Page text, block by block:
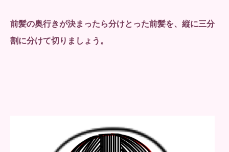
前髪の奥行きが決まったら分けとった前髪を、縦に三分
割に分けて切りましょう。